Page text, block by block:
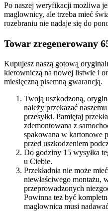
Po naszej weryfikacji możliwa
maglownicy, ale trzeba mieć
rozebraniu nie nadaje się do
Towar zregenerowany
Kupujesz naszą gotową
kierowniczą na nowej listwie i
miesięczną pisemną gwarancją.
Twoją uszkodzoną,
należy przekazać
przesyłki. Pamiętaj
zdemontowana z
spakowana w kartonowe
przed uszkodzeniem
Do godziny 15 wysyłka
u Ciebie.
Przekładnia nie może
niewłaściwego montażu,
przeprowadzonych
Powinna też być
maglownica musi